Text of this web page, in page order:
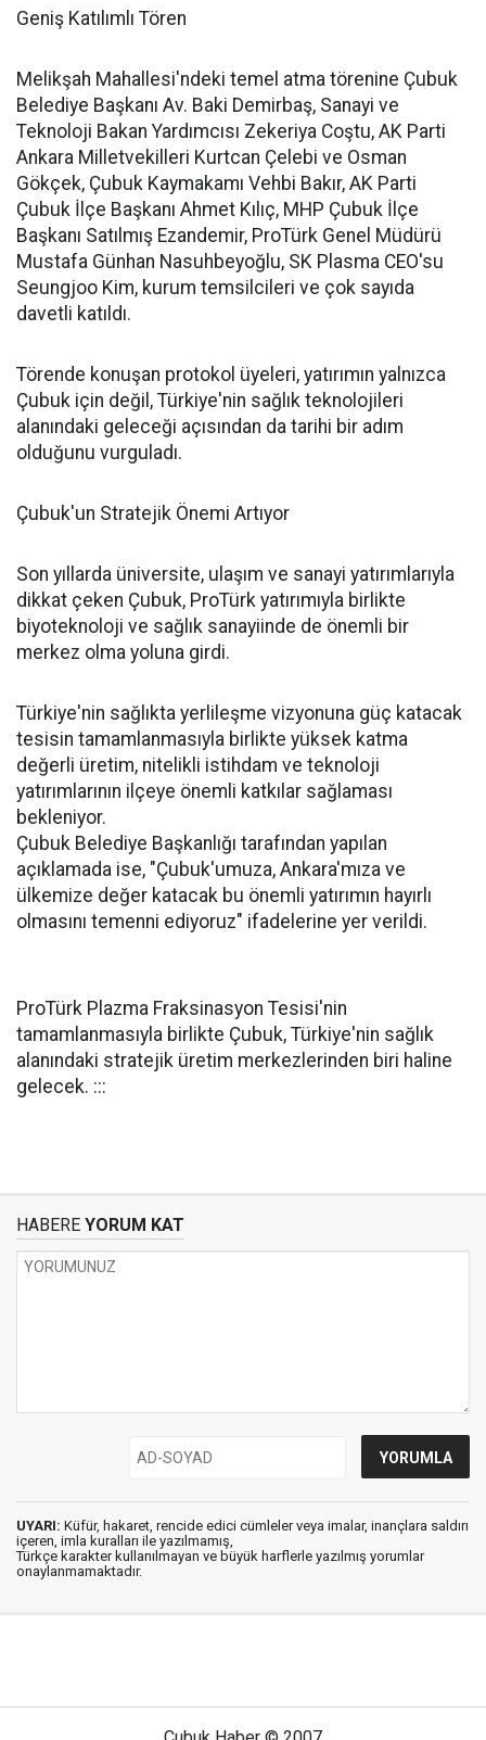
Geniş Katılımlı Tören
Melikşah Mahallesi'ndeki temel atma törenine Çubuk
Belediye Başkanı Av. Baki Demirbaş, Sanayi ve
Teknoloji Bakan Yardımcısı Zekeriya Coştu, AK Parti
Ankara Milletvekilleri Kurtcan Çelebi ve Osman
Gökçek, Çubuk Kaymakamı Vehbi Bakır, AK Parti
Çubuk İlçe Başkanı Ahmet Kılıç, MHP Çubuk İlçe
Başkanı Satılmış Ezandemir, ProTürk Genel Müdürü
Mustafa Günhan Nasuhbeyoğlu, SK Plasma CEO'su
Seungjoo Kim, kurum temsilcileri ve çok sayıda
davetli katıldı.
Törende konuşan protokol üyeleri, yatırımın yalnızca
Çubuk için değil, Türkiye'nin sağlık teknolojileri
alanındaki geleceği açısından da tarihi bir adım
olduğunu vurguladı.
Çubuk'un Stratejik Önemi Artıyor
Son yıllarda üniversite, ulaşım ve sanayi yatırımlarıyla
dikkat çeken Çubuk, ProTürk yatırımıyla birlikte
biyoteknoloji ve sağlık sanayiinde de önemli bir
merkez olma yoluna girdi.
Türkiye'nin sağlıkta yerlileşme vizyonuna güç katacak
tesisin tamamlanmasıyla birlikte yüksek katma
değerli üretim, nitelikli istihdam ve teknoloji
yatırımlarının ilçeye önemli katkılar sağlaması
bekleniyor.
Çubuk Belediye Başkanlığı tarafından yapılan
açıklamada ise, "Çubuk'umuza, Ankara'mıza ve
ülkemize değer katacak bu önemli yatırımın hayırlı
olmasını temenni ediyoruz" ifadelerine yer verildi.
ProTürk Plazma Fraksinasyon Tesisi'nin
tamamlanmasıyla birlikte Çubuk, Türkiye'nin sağlık
alanındaki stratejik üretim merkezlerinden biri haline
gelecek. :::
HABERE YORUM KAT
UYARI: Küfür, hakaret, rencide edici cümleler veya imalar, inançlara saldırı
içeren, imla kuralları ile yazılmamış,
Türkçe karakter kullanılmayan ve büyük harflerle yazılmış yorumlar
onaylanmamaktadır.